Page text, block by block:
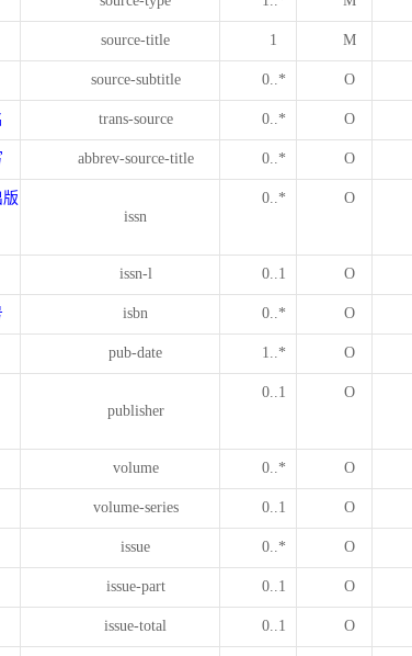
source-title 1 M
source-subtitle 0..* O
trans-source 0..* O
abbrev-source-title 0..* O
版
issn
0..* O
issn-l 0..1 O
isbn 0..* O
pub-date 1..* O
publisher
0..1 O
volume 0..* O
volume-series 0..1 O
issue 0..* O
issue-part 0..1 O
issue-total 0..1 O